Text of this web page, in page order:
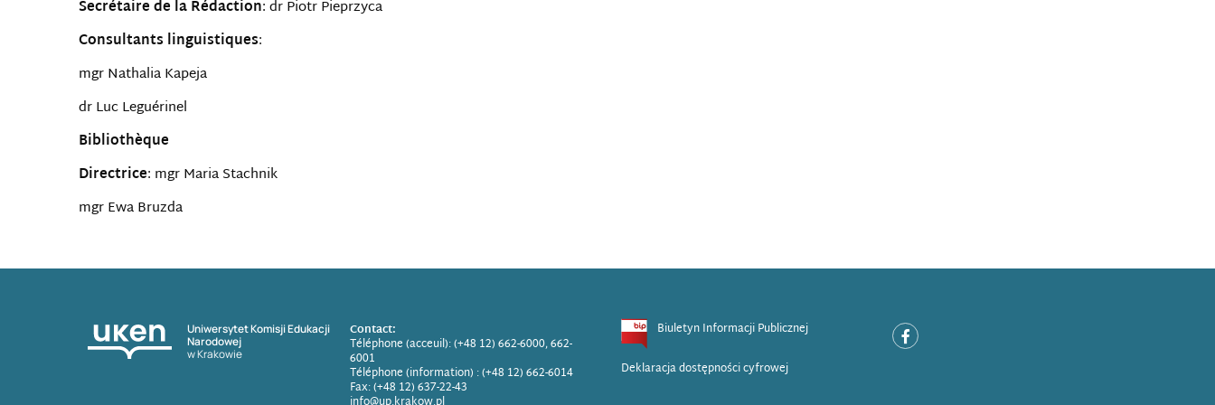
Secrétaire de la Rédaction: dr Piotr Pieprzyca
Consultants linguistiques:
mgr Nathalia Kapeja
dr Luc Leguérinel
Bibliothèque
Directrice: mgr Maria Stachnik
mgr Ewa Bruzda
Uniwersytet Komisji Edukacji
Narodowej
w Krakowie
Contact:
Téléphone (acceuil): (+48 12) 662-6000, 662-
6001
Téléphone (information) : (+48 12) 662-6014
Fax: (+48 12) 637-22-43
Biuletyn Informacji Publicznej
Deklaracja dostępności cyfrowej